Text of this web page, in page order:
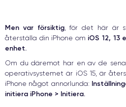
Men var försiktig, för det här är
återställa din iPhone om iOS 12, 13
enhet.
Om du däremot har en av de
operativsystemet är iOS 15, är
iPhone något annorlunda:
initiera iPhone > Initiera.